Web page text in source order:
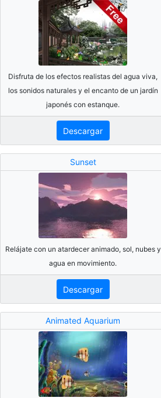
Disfruta de los efectos realistas del agua viva,
los sonidos naturales y el encanto de un jardín
japonés con estanque.
Descargar
Sunset
Relájate con un atardecer animado, sol, nubes y
agua en movimiento.
Descargar
Animated Aquarium